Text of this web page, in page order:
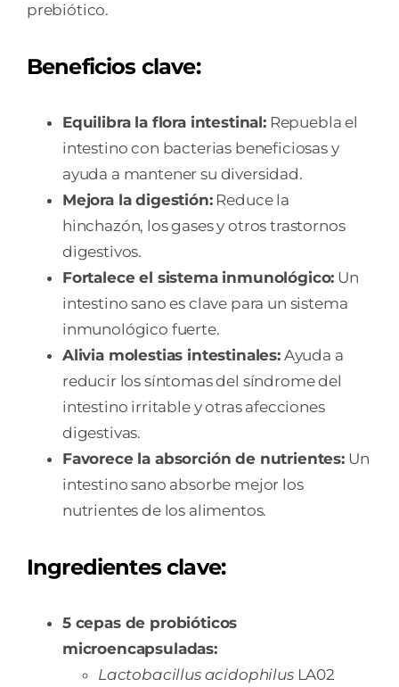
prebiótico.
Beneficios clave:
Equilibra la flora intestinal:Repuebla el
intestino con bacterias beneficiosas y
ayuda a mantener su diversidad.
Mejora la digestión:Reduce la
hinchazón, los gases y otros trastornos
digestivos.
Fortalece el sistema inmunológico: Un
intestino sano es clave para un sistema
inmunológico fuerte.
Alivia molestias intestinales:Ayuda a
reducir los síntomas del síndrome del
intestino irritable y otras afecciones
digestivas.
Favorece la absorción de nutrientes:Un
intestino sano absorbe mejor los
nutrientes de los alimentos.
Ingredientes clave:
5 cepas de probióticos
microencapsuladas:
Lactobacillus acidophilusLA02